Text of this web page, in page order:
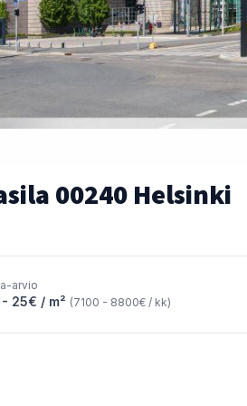
00240 Helsinki
arvio
25€ / m² (7100 - 8800€ / kk)